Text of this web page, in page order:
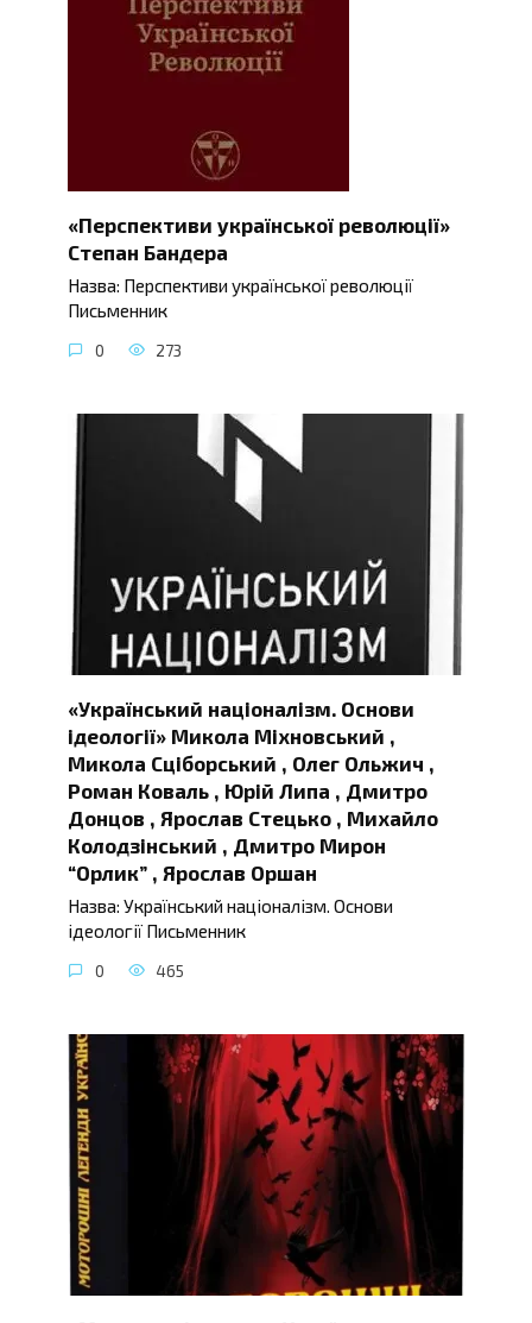
«Перспективи української революції»
Степан Бандера
Назва: Перспективи української революції
Письменник
0 273
«Український націоналізм. Основи
ідеології» Микола Міхновський ,
Микола Сціборський , Олег Ольжич ,
Роман Коваль , Юрій Липа , Дмитро
Донцов , Ярослав Стецько , Михайло
Колодзінський , Дмитро Мирон
“Орлик” , Ярослав Оршан
Назва: Український націоналізм. Основи
ідеології Письменник
0 465